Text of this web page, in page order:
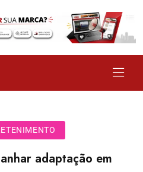
adaptação em